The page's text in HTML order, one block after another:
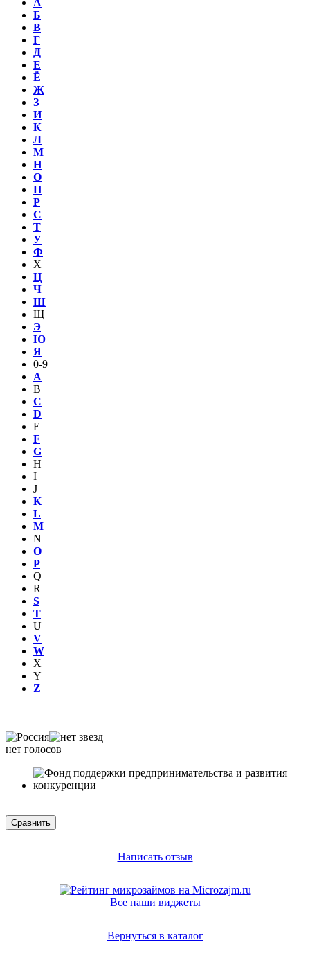
Б
В
Г
Д
Е
Ё
Ж
З
И
К
Л
М
Н
О
П
Р
С
Т
У
Ф
Х
Ц
Ч
Ш
Щ
Э
Ю
Я
0-9
A
B
C
D
E
F
G
H
I
J
K
L
M
N
O
P
Q
R
S
T
U
V
W
X
Y
Z
нет голосов
Написать отзыв
Все наши виджеты
Вернуться в каталог